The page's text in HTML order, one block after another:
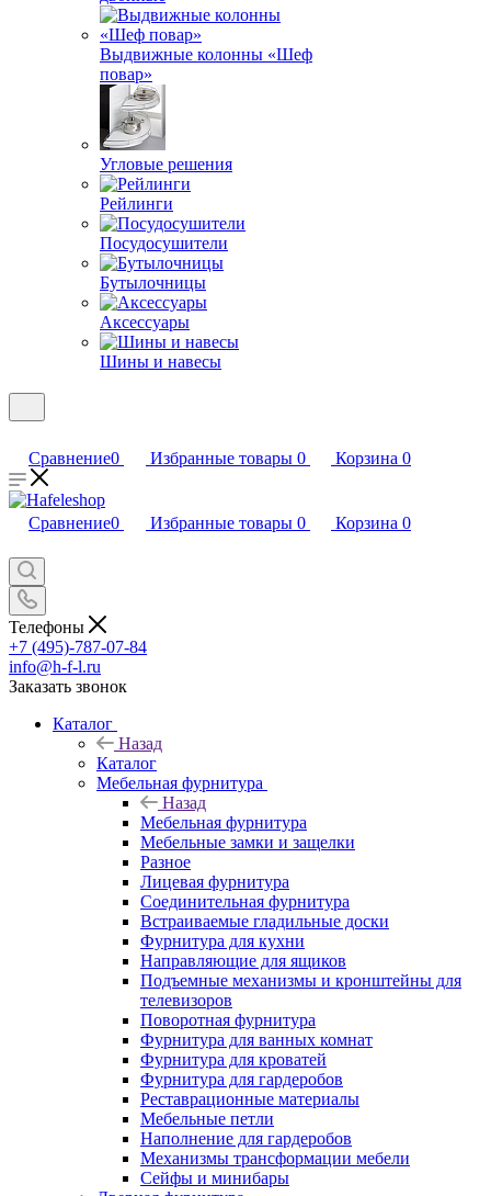
Bыдвижные колонны «Шеф
повар»
Угловые решения
Рейлинги
Посудосушители
Бутылочницы
Аксессуары
Шины и навесы
Сравнение0 Избранные товары 0 Корзина 0
Сравнение0 Избранные товары 0 Корзина 0
Телефоны
+7 (495)-787-07-84
info@h-f-l.ru
Заказать звонок
Каталог
Назад
Каталог
Мебельная фурнитура
Назад
Мебельная фурнитура
Мебельные замки и защелки
Разное
Лицевая фурнитура
Соединительная фурнитура
Встраиваемые гладильные доски
Фурнитура для кухни
Направляющие для ящиков
Подъемные механизмы и кронштейны для
телевизоров
Поворотная фурнитура
Фурнитура для ванных комнат
Фурнитура для кроватей
Фурнитура для гардеробов
Реставрационные материалы
Мебельные петли
Наполнение для гардеробов
Механизмы трансформации мебели
Сейфы и минибары